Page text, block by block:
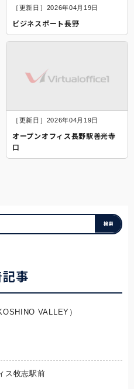
［更新日］2026年04月19日
ビジネスポート長野
［更新日］2026年04月19日
オープンオフィス長野駅善光寺
口
事
VALLEY）
ス牧志駅前